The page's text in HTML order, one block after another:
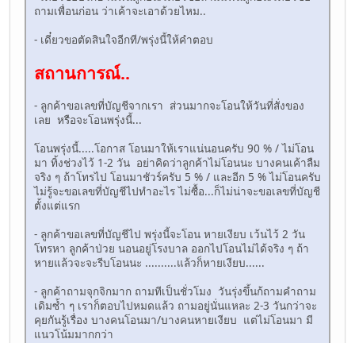
ถามเพื่อนก่อน ว่าเค้าจะเอาด้วยไหม..
- เดี๋ยวขอตัดสินใจอีกที/พรุ่งนี้ให้คำตอบ
สถานการณ์..
- ลูกค้าขอเลขที่บัญชีจากเรา ส่วนมากจะโอนให้วันที่สั่งของ
เลย หรือจะโอนพรุ่งนี้...
โอนพรุ่งนี้.....โอกาส โอนมาให้เราแน่นอนครับ 90 % / ไม่โอน
มา ทิ้งช่วงไว้ 1-2 วัน อย่าคิดว่าลูกค้าไม่โอนนะ บางคนเค้าลืม
จริง ๆ ถ้าโทรไป โอนมาชัวร์ครับ 5 % / และอีก 5 % ไม่โอนครับ
ไม่รู้จะขอเลขที่บัญชีไปทำอะไร ไม่ซื้อ...ก็ไม่น่าจะขอเลขที่บัญชี
ตั้งแต่แรก
- ลูกค้าขอเลขที่บัญชีไป พรุ่งนี้จะโอน หายเงียบ เว้นไว้ 2 วัน
โทรหา ลูกค้าป่วย นอนอยู่โรงบาล ออกไปโอนไม่ได้จริง ๆ ถ้า
หายแล้วจะจะรีบโอนนะ ..........แล้วก็หายเงียบ......
- ลูกค้าถามจุกจิกมาก ถามทีเป็นชั่วโมง วันรุ่งขึ้นก้ถามคำถาม
เดิมซ้ำ ๆ เราก็ตอบไปหมดแล้ว ถามอยู่นั่นแหละ 2-3 วันกว่าจะ
คุยกันรู้เรื่อง บางคนโอนมา/บางคนหายเงียบ แต่ไม่โอนมา มี
แนวโน้มมากกว่า